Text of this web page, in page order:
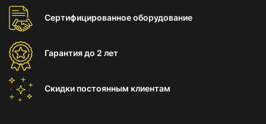
Сертифицированноеоборудование
Гарантиядо 2 лет
Скидки постоянным клиентам